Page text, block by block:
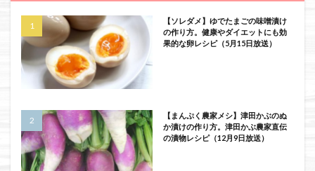
【ソレダメ】ゆでたまごの味噌漬け
の作り方。健康やダイエットにも効
果的な卵レシピ（5月15日放送）
【まんぷく農家メシ】津田かぶのぬ
か漬けの作り方。津田かぶ農家直伝
の漬物レシピ（12月9日放送）